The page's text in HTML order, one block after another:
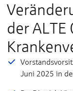
der ALTE
Juni 2025 in